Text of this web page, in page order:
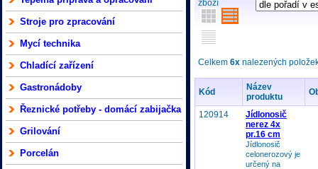
Stroje pro zpracování
Mycí technika
Chladící zařízení
Gastronádoby
Řeznické potřeby - domácí zabijačka
Grilování
Porcelán
zboží
Celkem6x nalezených
Kód
Název
produktu
120914
Jídlonosič
nerez 4x
pr.16 cm
Jídlonosič
celonerozový je
určený na